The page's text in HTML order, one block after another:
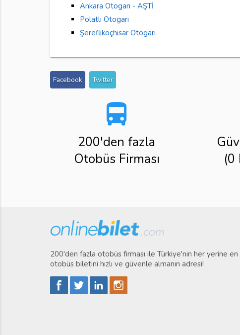
Ankara Otogarı - AŞTİ
Polatlı Otogarı
Şereflikoçhisar Otogarı
Facebook Twitter
directions_bus
200'den fazla
Otobüs Firması
(0
200'den fazla otobüs firması ile Türkiye'nin her yerine en
otobüs biletini hızlı ve güvenle almanın adresi!